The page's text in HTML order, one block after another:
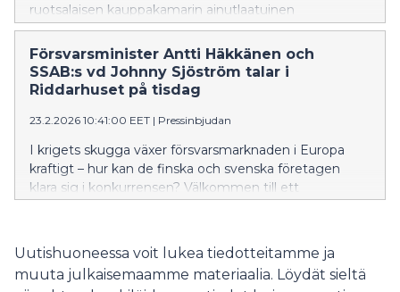
ruotsalaisen kauppakamarin ainutlaatuinen
juhlavuoden kilpailu kaikille 18–40-vuotiaille luoville,
Suomessa tai Ruotsissa asuville henkilöille. Aloitteen
tarkoituksena on nostaa esiin innovaatiot ja
uudistuminen Suomen ja Ruotsin välisessä
keskeinen toimija jo 90 vuoden ajan. Porkkana
symboloi palkintoa, jolla energiset yrittäjät, tutkijat ja
visionäärit palkitaan työstään, ja jonka kokonaisarvo on
250 000 Ruotsin kruunua.
Försvarsminister Antti Häkkänen och
SSAB:s vd Johnny Sjöström talar i
Riddarhuset på tisdag
23.2.2026 10:41:00 EET | Pressinbjudan
I krigets skugga växer försvarsmarknaden i Europa
kraftigt – hur kan de finska och svenska företagen
klara sig i konkurrensen? Välkommen till ett
Johnny Sjöström.
Uutishuoneessa voit lukea tiedotteitamme ja
muuta julkaisemaamme materiaalia. Löydät sieltä